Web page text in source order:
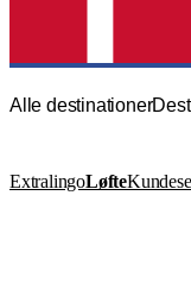
Alle destinationer
ExtralingoLøfte